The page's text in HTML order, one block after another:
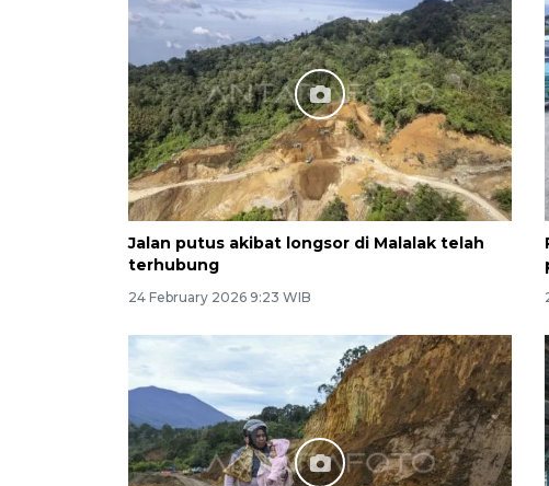
Jalan putus akibat longsor di Malalak telah
terhubung
24 February 2026 9:23 WIB